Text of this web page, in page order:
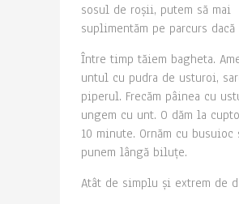
sosul de roșii, putem să mai
suplimentăm pe parcurs dacă
Între timp tăiem bagheta.
untul cu pudra de usturoi,
piperul. Frecăm pâinea cu
ungem cu unt. O dăm la
10 minute. Ornăm cu busuioc
punem lângă biluțe.
Atât de simplu și extrem de